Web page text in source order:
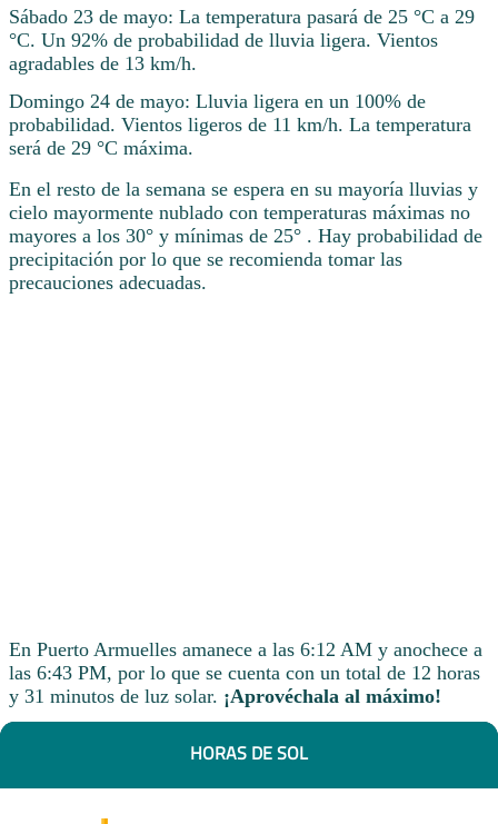
Sábado 23 de mayo: La temperatura pasará de 25 °C a 29
°C. Un 92% de probabilidad de lluvia ligera. Vientos
agradables de 13 km/h.
Domingo 24 de mayo: Lluvia ligera en un 100% de
probabilidad. Vientos ligeros de 11 km/h. La temperatura
será de 29 °C máxima.
En el resto de la semana se espera en su mayoría lluvias y
cielo mayormente nublado con temperaturas máximas no
mayores a los 30° y mínimas de 25° . Hay probabilidad de
precipitación por lo que se recomienda tomar las
precauciones adecuadas.
En Puerto Armuelles amanece a las 6:12 AM y anochece a
las 6:43 PM, por lo que se cuenta con un total de 12 horas
y 31 minutos de luz solar. ¡Aprovéchala al máximo!
HORAS DE SOL